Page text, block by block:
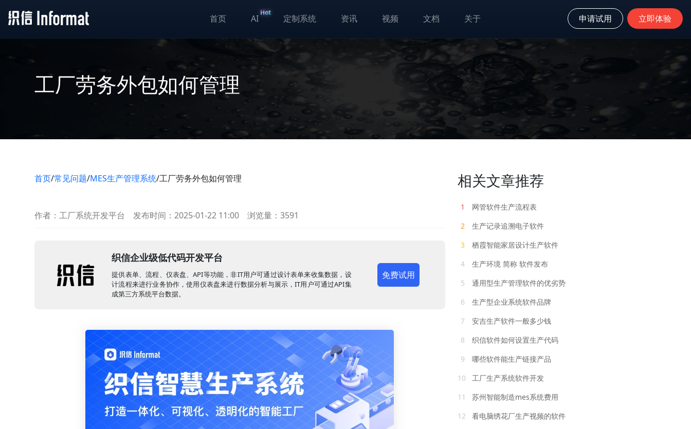
首页 AI
Hot
定制系统 资讯 视频 文档 关于 申请试用 立即体验
工厂劳务外包如何管理
首页/常见问题/MES生产管理系统/工厂劳务外包如何管理
作者：工厂系统开发平台 发布时间：2025-01-22 11:00 浏览量：3591
织信企业级低代码开发平台
提供表单、流程、仪表盘、API等功能，非IT用户可通过设计表单来收集数据，设
计流程来进行业务协作，使用仪表盘来进行数据分析与展示，IT用户可通过API集
成第三方系统平台数据。
免费试用
相关文章推荐
1
网管软件生产流程表
2
生产记录追溯电子软件
3
栖霞智能家居设计生产软件
4
生产环境 简称 软件发布
5
通用型生产管理软件的优劣势
6
生产型企业系统软件品牌
7
安吉生产软件一般多少钱
8
织信软件如何设置生产代码
9
哪些软件能生产链接产品
10
工厂生产系统软件开发
11
苏州智能制造mes系统费用
12
看电脑绣花厂生产视频的软件